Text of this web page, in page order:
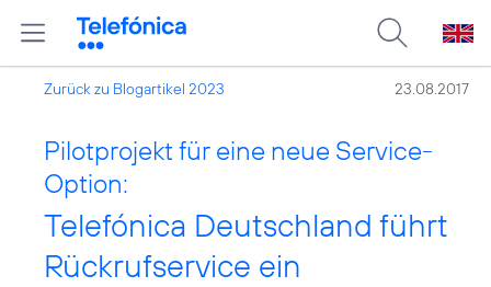
Zurück zu Blogartikel 2023 23.08.2017
Pilotprojekt für eine neue Service-
Option:
Telefónica Deutschland führt
Rückrufservice ein